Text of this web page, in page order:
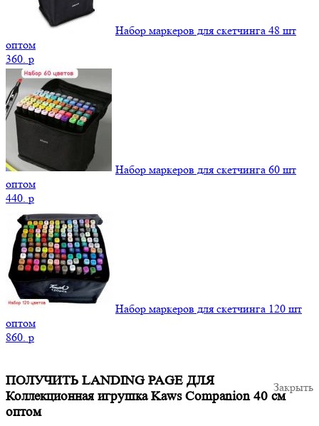
Набор маркеров для скетчинга 48 шт
оптом
360. p
Набор маркеров для скетчинга 60 шт
оптом
440. p
Набор маркеров для скетчинга 120 шт
оптом
860. p
Закрыть
ПОЛУЧИТЬ LANDING PAGE ДЛЯ
Коллекционная игрушка Kaws Companion 40 см
оптом